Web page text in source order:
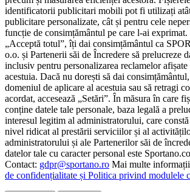
identificatorii publicitari mobili pot fi utilizați
publicitare personalizate, cât și pentru cele
funcție de consimțământul pe care l-ai exprimat.
„Acceptă totul”, îți dai consimțământul ca
o.o. și Partenerii săi de Încredere să prelucreze
inclusiv pentru personalizarea reclamelor afișate
acestuia. Dacă nu dorești să dai
domeniul de aplicare al acestuia sau să retragi
acordat, accesează „Setări”. În măsura în care
conține datele tale personale, baza legală a
interesul legitim al administratorului, care
nivel ridicat al prestării serviciilor și al
administratorului și ale Partenerilor săi de
datelor tale cu caracter personal este
Contact: gdpr@sportano.ro Mai multe
de confidențialitate și Politica privind modulele